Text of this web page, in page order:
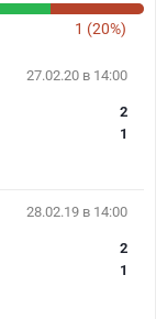
1 (20%)
27.02.20 в 14:00
2
1
28.02.19 в 14:00
2
1